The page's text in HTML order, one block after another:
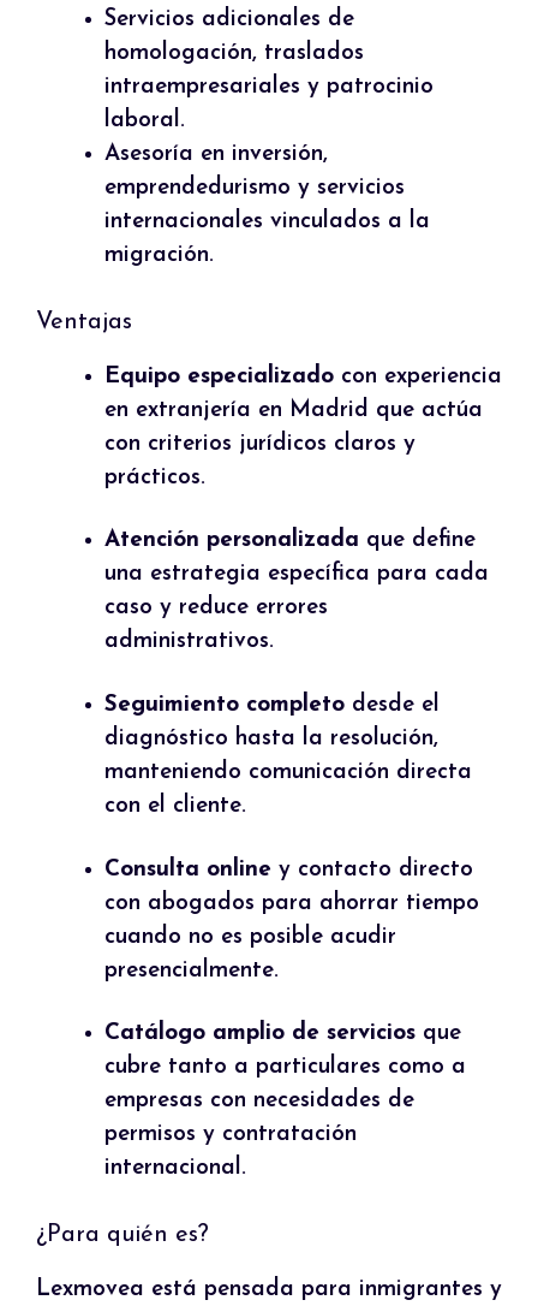
Servicios adicionales de
homologación, traslados
intraempresariales y patrocinio
laboral.
Asesoría en inversión,
emprendedurismo y servicios
internacionales vinculados a la
migración.
Ventajas
Equipo especializado con experiencia
en extranjería en Madrid que actúa
con criterios jurídicos claros y
prácticos.
Atención personalizada que define
una estrategia específica para cada
caso y reduce errores
administrativos.
Seguimiento completo desde el
diagnóstico hasta la resolución,
manteniendo comunicación directa
con el cliente.
Consulta online y contacto directo
con abogados para ahorrar tiempo
cuando no es posible acudir
presencialmente.
Catálogo amplio de servicios que
cubre tanto a particulares como a
empresas con necesidades de
permisos y contratación
internacional.
¿Para quién es?
Lexmovea está pensada para inmigrantes y